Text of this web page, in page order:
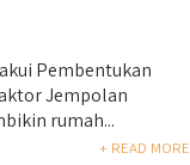
Pembentukan
Jempolan
rumah...
+ READ MORE